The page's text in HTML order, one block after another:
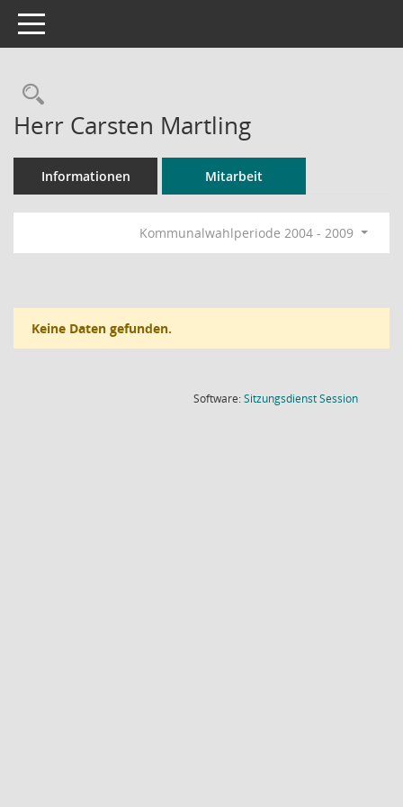
Toggle navigation
Rechercheauswahl
Herr Carsten Martling
Informationen Mitarbeit
Kommunalwahlperiode 2004 - 2009
Keine Daten gefunden.
Software:SitzungsdienstSession(Wird in